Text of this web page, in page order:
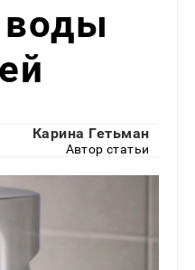
воды
Карина Гетьман
Автор статьи